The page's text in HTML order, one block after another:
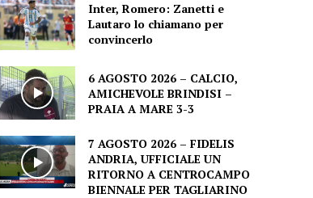
Inter, Romero: Zanetti e
Lautaro lo chiamano per
convincerlo
6 AGOSTO 2026 – CALCIO,
AMICHEVOLE BRINDISI –
PRAIA A MARE 3-3
7 AGOSTO 2026 – FIDELIS
ANDRIA, UFFICIALE UN
RITORNO A CENTROCAMPO
BIENNALE PER TAGLIARINO